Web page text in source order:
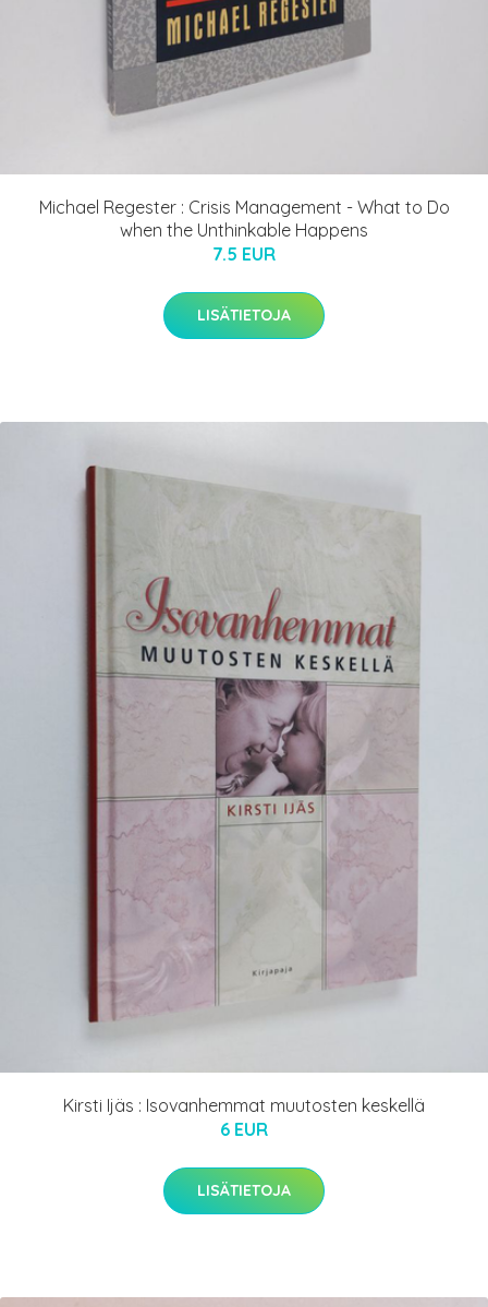
Michael Regester : Crisis Management - What to Do
when the Unthinkable Happens
7.5 EUR
LISÄTIETOJA
Kirsti Ijäs : Isovanhemmat muutosten keskellä
6 EUR
LISÄTIETOJA